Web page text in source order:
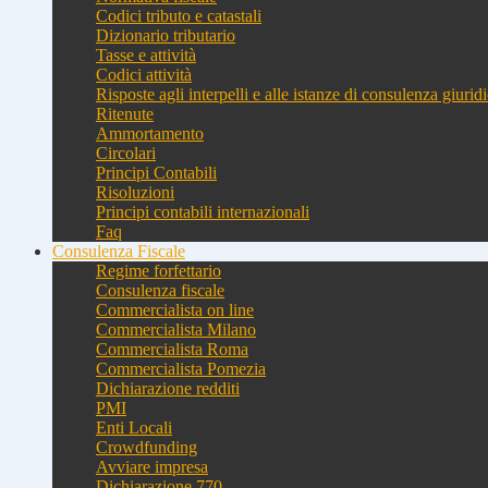
Codici tributo e catastali
Dizionario tributario
Tasse e attività
Codici attività
Risposte agli interpelli e alle istanze di consulenza
Ritenute
Ammortamento
Circolari
Principi Contabili
Risoluzioni
Principi contabili internazionali
Faq
Consulenza Fiscale
Regime forfettario
Consulenza fiscale
Commercialista on line
Commercialista Milano
Commercialista Roma
Commercialista Pomezia
Dichiarazione redditi
PMI
Enti Locali
Crowdfunding
Avviare impresa